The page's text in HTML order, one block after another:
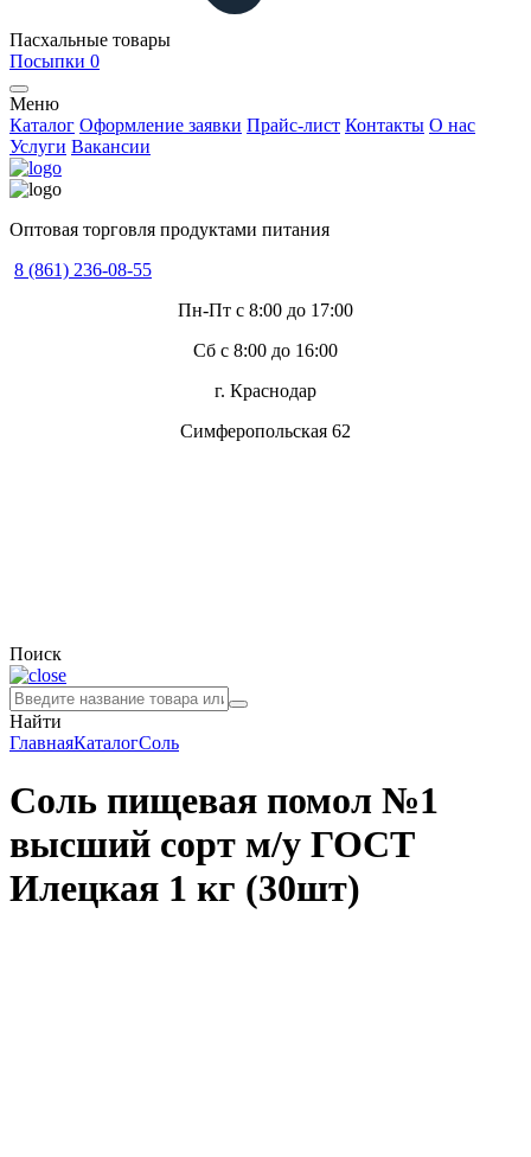
Пасхальные товары
Посыпки 0
Меню
Каталог Оформление заявки Прайс-лист Контакты О нас
Услуги Вакансии
Оптовая торговля продуктами питания
8 (861) 236-08-55
Пн-Пт с 8:00 до 17:00
Сб с 8:00 до 16:00
г. Краснодар
Симферопольская 62
Поиск
Найти
ГлавнаяКаталогСоль
Соль пищевая помол №1
высший сорт м/у ГОСТ
Илецкая 1 кг (30шт)